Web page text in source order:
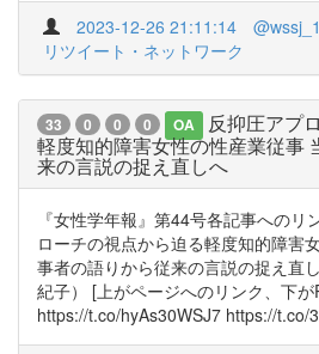
2023-12-26 21:11:14
リツイート・ネットワーク
33 0 0 0 OA
反抑圧アプ
軽度知的障害女性の性産業従事
来の言説の捉え直しへ
『女性学年報』第44号各記事へのリ
ローチの視点から迫る軽度知的障
事者の語りから従来の言説の捉え
紀子） [上がページへのリンク、下
https://t.co/hyAs30WSJ7 https://t.co/